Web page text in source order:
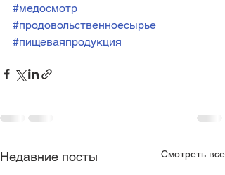
#медосмотр
#продовольственноесырье
#пищеваяпродукция
Недавние посты Смотреть все